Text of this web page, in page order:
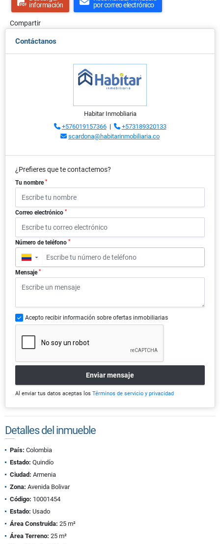
información
por correo electrónico
Compartir
Contáctanos
Habitar Inmobliaria
+576019157366|
+573189320133
scardona@habitarinmobiliaria.co
¿Prefieres que te contactemos?
Tu nombre *
Correo electrónico *
Número de teléfono *
▼
Mensaje *
Acepto recibir información sobre ofertas inmobiliarias
Enviar mensaje
Al enviar tus datos aceptas los Términos de servicio y privacidad
Detalles del inmueble
País: Colombia
Estado: Quindío
Ciudad: Armenia
Zona: Avenida Bolivar
Código: 10001454
Estado: Usado
Área Construida: 25 m²
Área Terreno: 25 m²